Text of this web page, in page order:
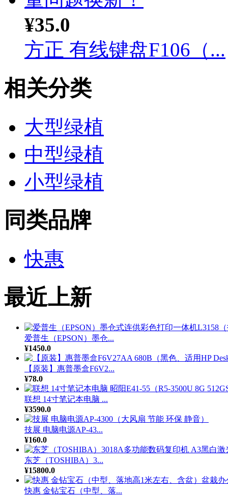
¥35.0
方正 有线键盘F106（...
相关分类
大型绿植
中型绿植
小型绿植
同类品牌
快惠
最近上新
爱普生（EPSON）墨仓...
¥1450.0
【原装】惠普墨盒F6V2...
¥78.0
联想 14寸笔记本电脑 ...
¥3590.0
技展 电脑电源AP-43...
¥160.0
东芝（TOSHIBA）3...
¥15800.0
快惠 金钻宝石（中型、落...